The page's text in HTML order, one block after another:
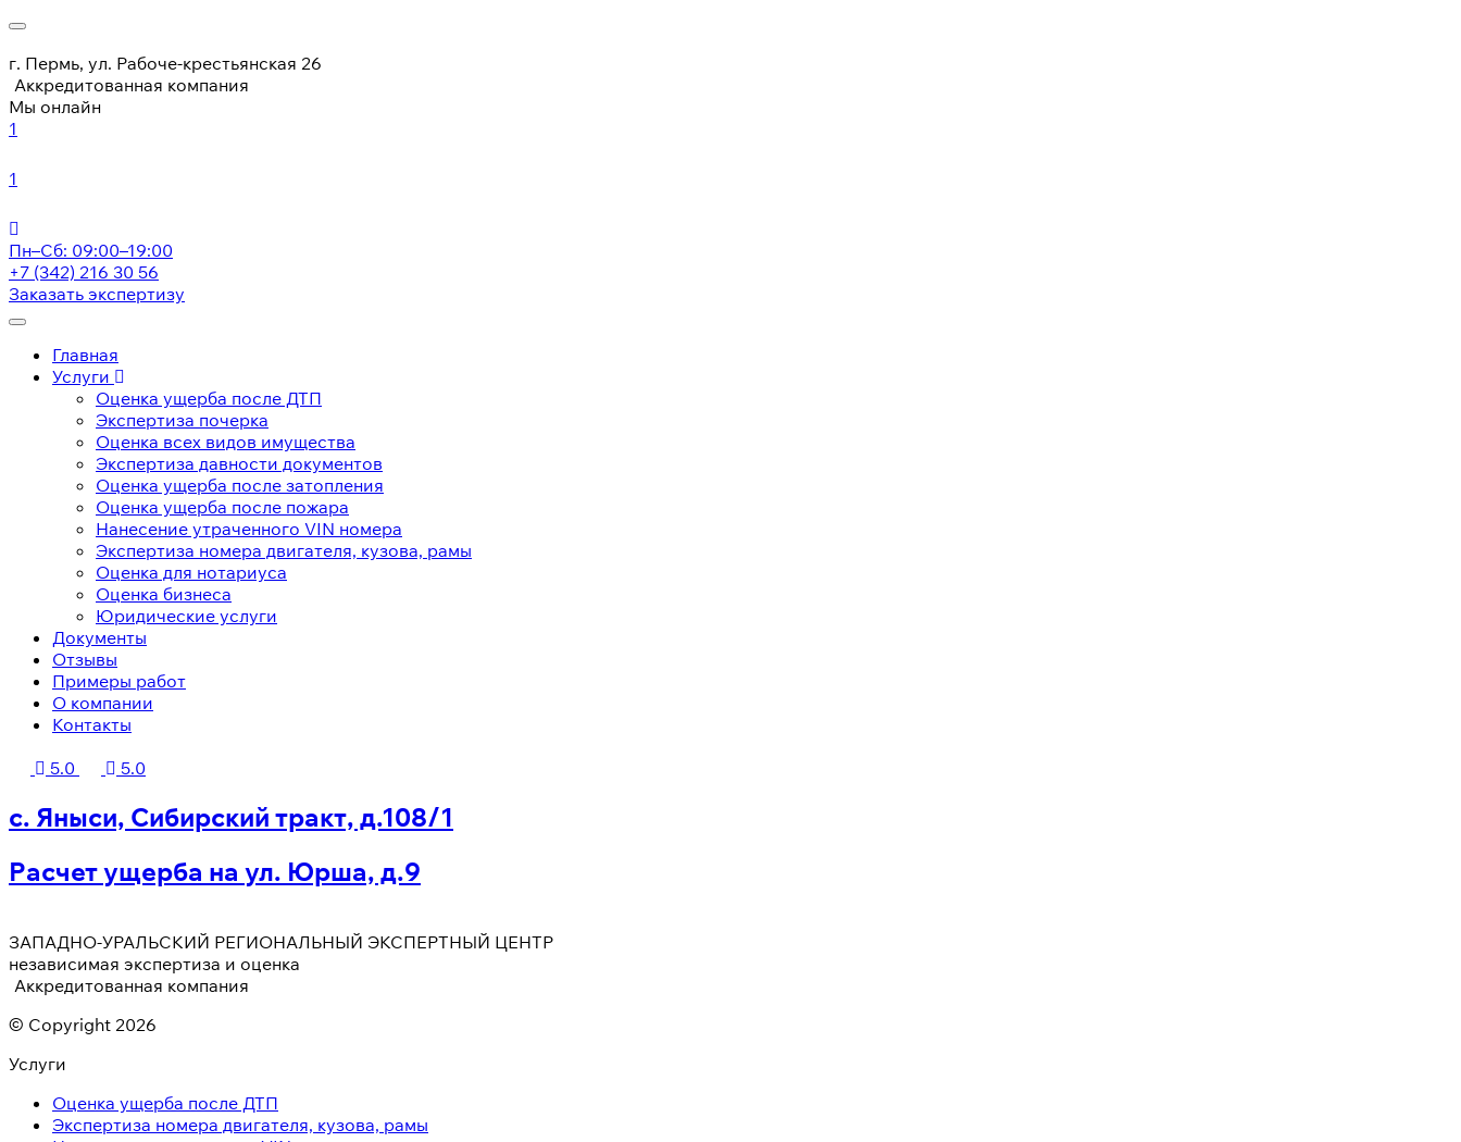
г. Пермь, ул. Рабоче-крестьянская 26
Аккредитованная компания
Мы онлайн
1
1
Пн–Сб: 09:00–19:00
+7 (342) 216 30 56
Заказать экспертизу
Главная
Услуги
Оценка ущерба после ДТП
Экспертиза почерка
Оценка всех видов имущества
Экспертиза давности документов
Оценка ущерба после затопления
Оценка ущерба после пожара
Нанесение утраченного VIN номера
Экспертиза номера двигателя, кузова, рамы
Оценка для нотариуса
Оценка бизнеса
Юридические услуги
Документы
Отзывы
Примеры работ
О компании
Контакты
5.0
5.0
с. Яныси, Сибирский тракт, д.108/1
Расчет ущерба на ул. Юрша, д.9
ЗАПАДНО-УРАЛЬСКИЙ РЕГИОНАЛЬНЫЙ ЭКСПЕРТНЫЙ ЦЕНТР
независимая экспертиза и оценка
Аккредитованная компания
© Copyright 2026
Услуги
Оценка ущерба после ДТП
Экспертиза номера двигателя, кузова, рамы